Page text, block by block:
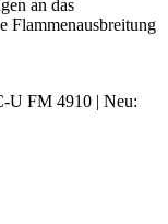
an das
Flammenausbreitung
FM 4910 | Neu: